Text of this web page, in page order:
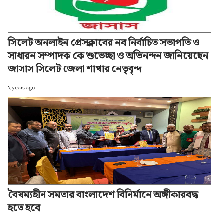
দৈনিক ইনফো বাংলা ব্যাডমিন্টন
টুর্নামেন্টের গ্রান্ড ফাইনাল ও পুরস্কার
বিতরণ সম্পন্ন
প্রকাশ: ২ years ago
অ+ অ-
সিলেট অনলাইন প্রেসক্লাবের নব নির্বাচিত সভাপতি ও
সাধারন সম্পাদক কে শুভেচ্ছা ও অভিনন্দন জানিয়েছেন
জাসাস সিলেট জেলা শাখার নেতৃবৃন্দ
২ years ago
বৈষম্যহীন সমতার বাংলাদেশ বিনির্মানে অঙ্গীকারবদ্ধ
হতে হবে